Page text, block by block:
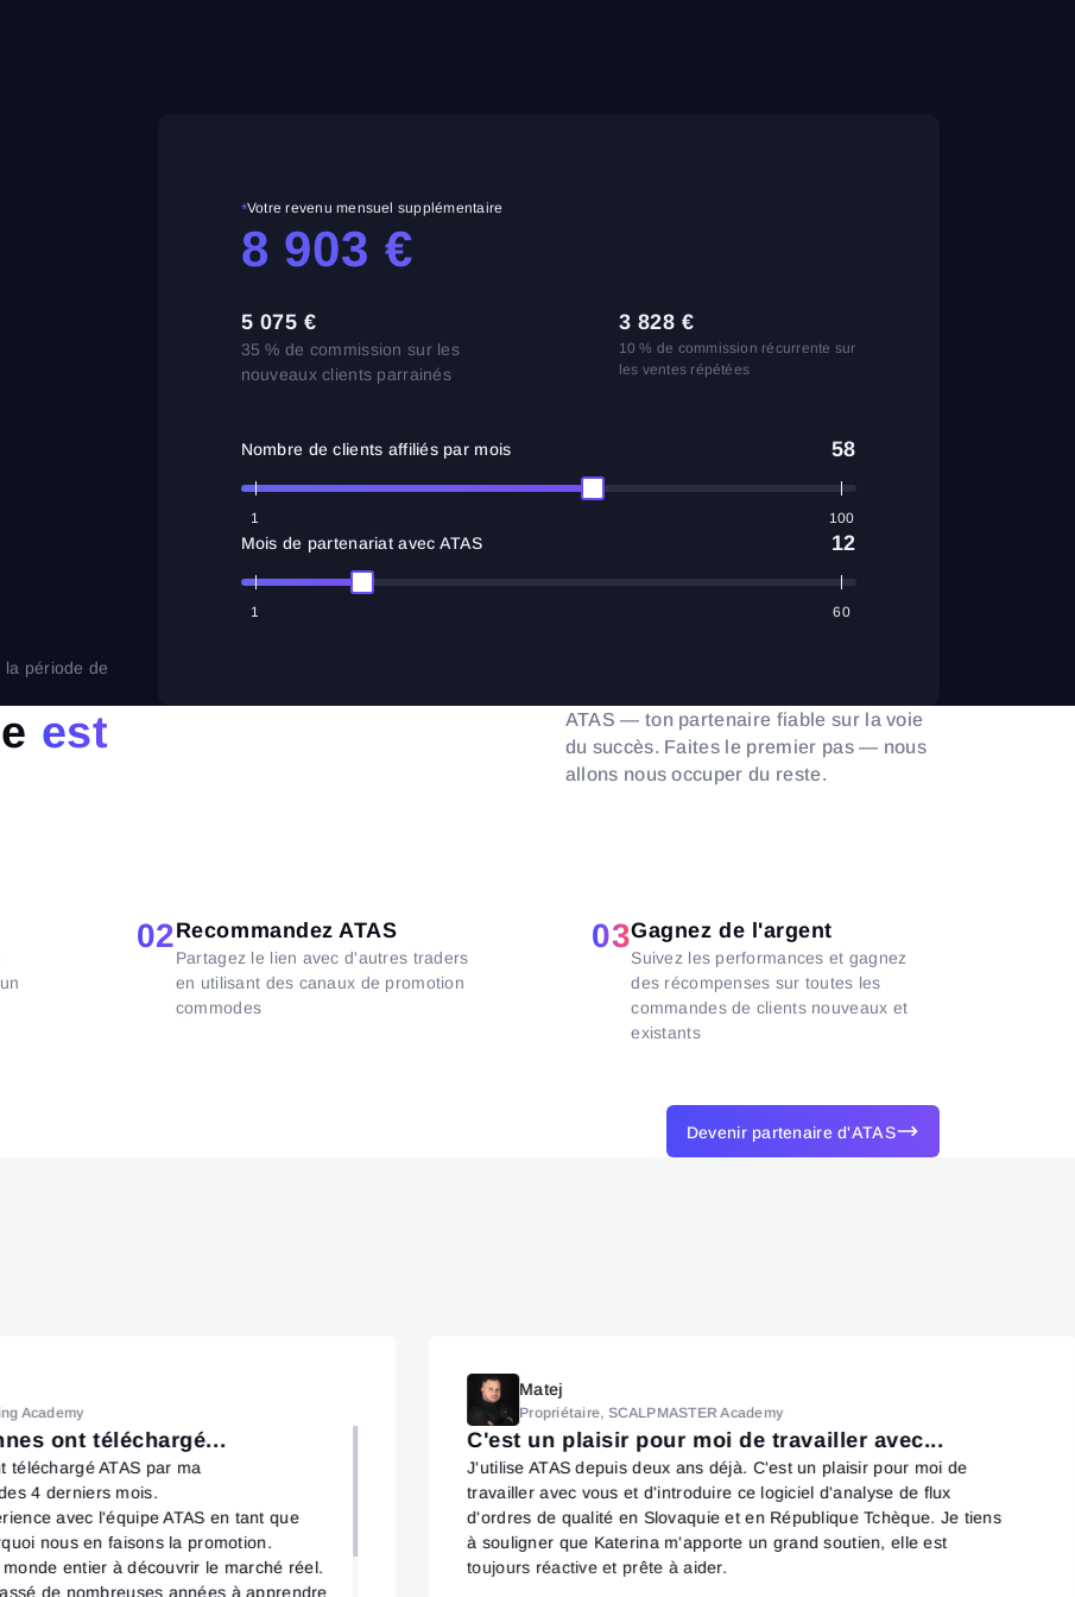
*Votre revenu mensuel supplémentaire
8 903 €
5 075 €
35 % de commission sur les
nouveaux clients parrainés
3 828 €
10 % de commission récurrente sur
les ventes répétées
Nombre de clients affiliés par mois 58
1 100
Mois de partenariat avec ATAS 12
1 60
période de
est
ATAS — ton partenaire fiable sur la voie
du succès. Faites le premier pas — nous
allons nous occuper du reste.
02Recommandez ATAS
Partagez le lien avec d'autres traders
en utilisant des canaux de promotion
commodes
03Gagnez de l'argent
Suivez les performances et gagnez
des récompenses sur toutes les
commandes de clients nouveaux et
existants
Devenir partenaire d'ATAS
Academy
ont téléchargé...
téléchargé ATAS par ma
4 derniers mois.
avec l'équipe ATAS en tant que
nous en faisons la promotion.
entier à découvrir le marché réel.
de nombreuses années à apprendre
Matej
Propriétaire, SCALPMASTER Academy
C'est un plaisir pour moi de travailler avec...
J'utilise ATAS depuis deux ans déjà. C'est un plaisir pour moi de
travailler avec vous et d'introduire ce logiciel d'analyse de flux
d'ordres de qualité en Slovaquie et en République Tchèque. Je tiens
à souligner que Katerina m'apporte un grand soutien, elle est
toujours réactive et prête à aider.